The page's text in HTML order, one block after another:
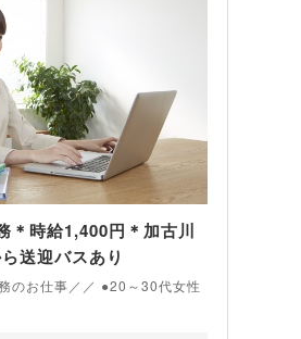
＊時給1,400円＊加古川
送迎バスあり
のお仕事／／ ●20～30代女性